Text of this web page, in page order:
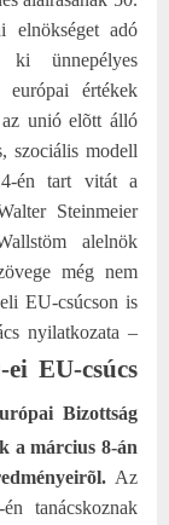
elnökséget adó
ki ünnepélyes
értékek
az unió elõtt álló
szociális modell
én tart vitát a
Steinmeier
alelnök
még nem
EU-csúcson is
nyilatkozata –
EU-csúcs
Bizottság
a március 8-án
Az
tanácskoznak